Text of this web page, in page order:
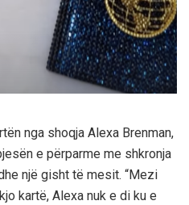
nga shoqja Alexa Brenman,
e përparme me shkronja
një gisht të mesit. “Mezi
kartë, Alexa nuk e di ku e